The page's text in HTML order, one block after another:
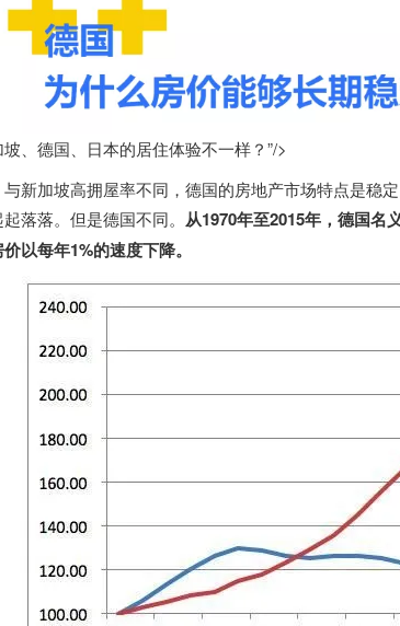
、德国、日本的居住体验不一样？”/>
与新加坡高拥屋率不同，德国的房地产市场特点是稳
落落。但是德国不同。 从1970年至2015年，德国名
以每年1%的速度下降。